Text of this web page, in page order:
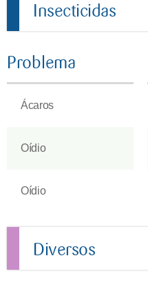
Insecticidas
Problema
Ácaros
Oídio
Oídio
Diversos